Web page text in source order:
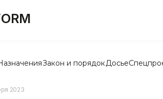
Закон и порядок Досье
2023